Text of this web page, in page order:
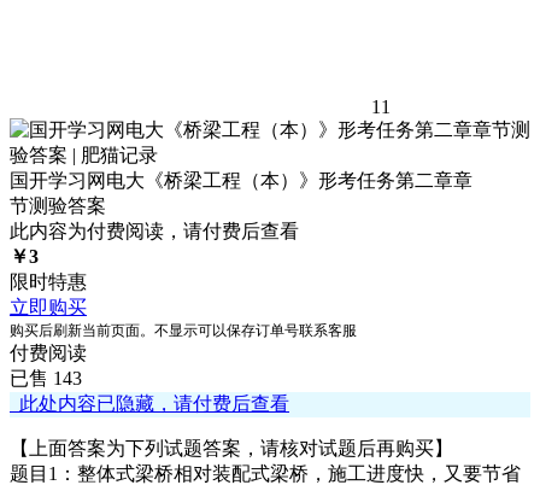
11
国开学习网电大《桥梁工程（本）》形考任务第二章章
节测验答案
此内容为付费阅读，请付费后查看
￥3
限时特惠
立即购买
购买后刷新当前页面。不显示可以保存订单号联系客服
付费阅读
已售 143
此处内容已隐藏，请付费后查看
【上面答案为下列试题答案，请核对试题后再购买】
题目1：整体式梁桥相对装配式梁桥，施工进度快，又要节省